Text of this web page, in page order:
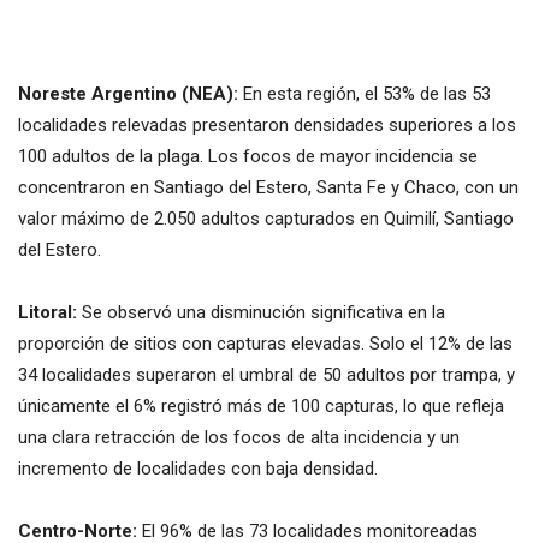
Noreste Argentino (NEA): En esta región, el 53% de las 53
localidades relevadas presentaron densidades superiores a los
100 adultos de la plaga. Los focos de mayor incidencia se
concentraron en Santiago del Estero, Santa Fe y Chaco, con un
valor máximo de 2.050 adultos capturados en Quimilí, Santiago
del Estero.
Litoral: Se observó una disminución significativa en la
proporción de sitios con capturas elevadas. Solo el 12% de las
34 localidades superaron el umbral de 50 adultos por trampa, y
únicamente el 6% registró más de 100 capturas, lo que refleja
una clara retracción de los focos de alta incidencia y un
incremento de localidades con baja densidad.
Centro-Norte: El 96% de las 73 localidades monitoreadas